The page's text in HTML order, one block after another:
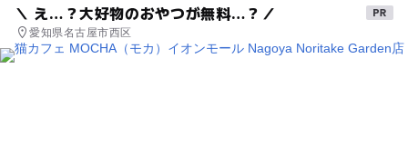
＼ え…？大好物のおやつが無料…？／
愛知県名古屋市西区